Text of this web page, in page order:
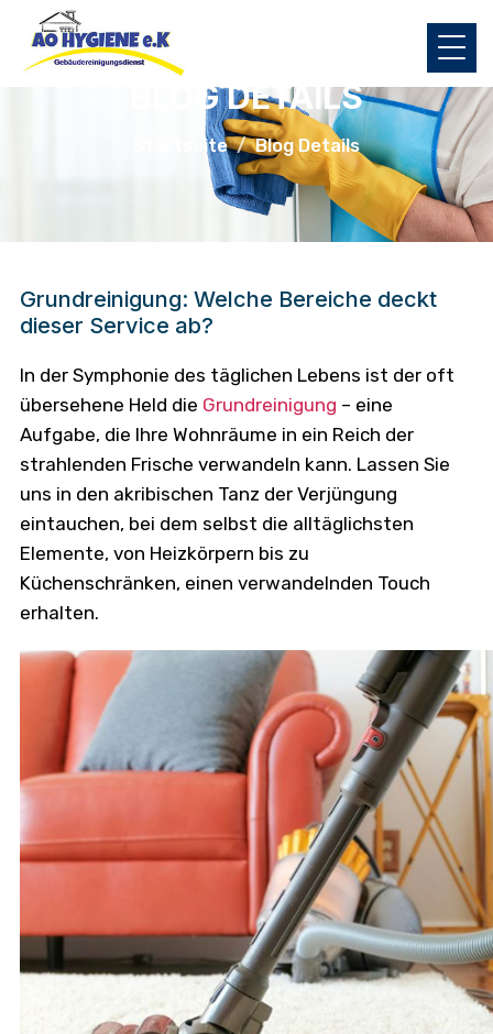
BLOG DETAILS
Startseite Blog Details
Grundreinigung: Welche Bereiche deckt
dieser Service ab?
In der Symphonie des täglichen Lebens ist der oft
übersehene Held die Grundreinigung – eine
Aufgabe, die Ihre Wohnräume in ein Reich der
strahlenden Frische verwandeln kann. Lassen Sie
uns in den akribischen Tanz der Verjüngung
eintauchen, bei dem selbst die alltäglichsten
Elemente, von Heizkörpern bis zu
Küchenschränken, einen verwandelnden Touch
erhalten.